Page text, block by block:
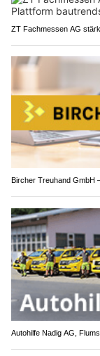
ZT Fachmessen AG
Bircher Treuhand GmbH
Autohilfe Nadig AG,